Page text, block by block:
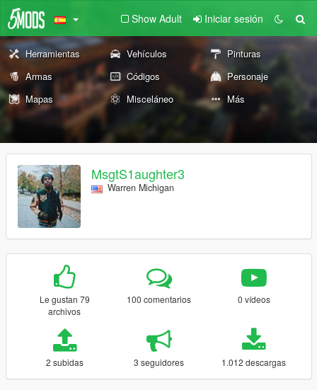
Show Adult Iniciar sesión
Herramientas Vehículos
Pinturas
Armas
Códigos
Personaje
Mapas
Misceláneo Más
MsgtS1aughter3
Warren Michigan
Le gustan 79
archivos
100 comentarios 0 vídeos
2 subidas 3 seguidores 1.012 descargas